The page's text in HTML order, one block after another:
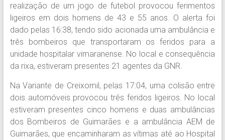
realização de um jogo de futebol provocou ferimentos
ligeiros em dois homens de 43 e 55 anos. O alerta foi
dado pelas 16:38, tendo sido acionada uma ambulância e
três bombeiros que transportaram os feridos para a
unidade hospitalar vimaranense. No local e consequência
da rixa, estiveram presentes 21 agentes da GNR.
Na Variante de Creixomil, pelas 17:04, uma colisão entre
dois automóveis provocou três feridos ligeiros. No local
estiveram presentes cinco homens e duas ambulâncias
dos Bombeiros de Guimarães e a ambulância AEM de
Guimarães, que encaminharam as vítimas até ao Hospital